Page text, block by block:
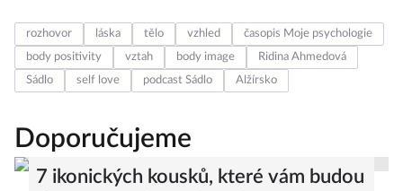
rozhovor láska tělo vzhled
časopis Moje psychologie
body positivity
vztah body image
Ridina Ahmedová
Sádlo
self love podcast Sádlo Alžírsko
Doporučujeme
7 ikonických kousků, které vám budou